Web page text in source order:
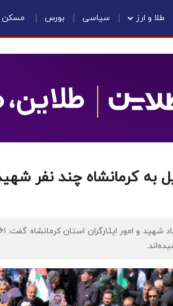
طلا و ارز سیاسی بورس مسکن
به کرمانشاه چند نفر